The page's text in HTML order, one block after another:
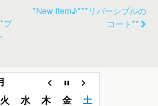
ブ
*new Item♪***リバーシブルの
コート**
火 水 木 金
土